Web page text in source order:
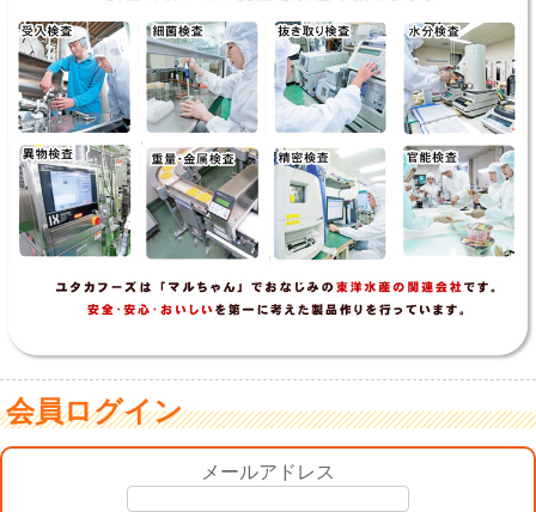
会員ログイン
メールアドレス